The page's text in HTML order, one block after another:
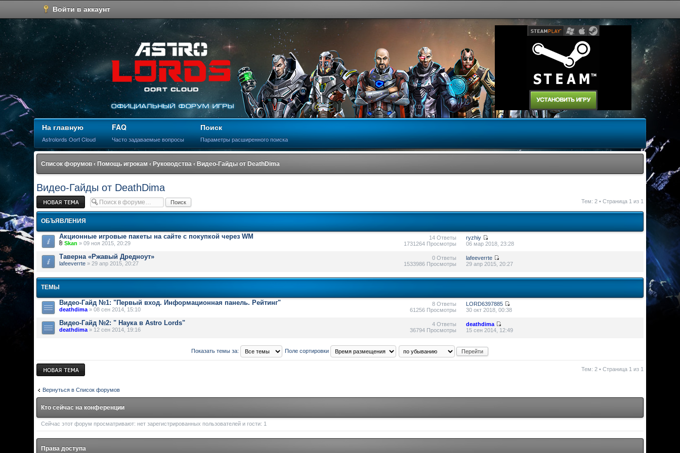
Войти в аккаунт
На главную
Astrolords Oort Cloud
FAQ
Часто задаваемые вопросы
Поиск
Параметры расширенного поиска
Список форумов ‹ Помощь игрокам ‹ Руководства ‹ Видео-Гайды от DeathDima
Видео-Гайды от DeathDima
Новая тема Тем: 2 • Страница 1 из 1
ОБЪЯВЛЕНИЯ
Акционные игровые пакеты на сайте с покупкой через WM
Skan » 09 ноя 2015, 20:29
14 Ответы
1731264 Просмотры
ryzhiy
06 мар 2018, 23:28
Таверна «Ржавый Дредноут»
lafeeverrte » 29 апр 2015, 20:27
0 Ответы
1533986 Просмотры
lafeeverrte
29 апр 2015, 20:27
ТЕМЫ
Видео-Гайд №1: "Первый вход. Информационная панель. Рейтинг"
deathdima » 08 сен 2014, 15:10
8 Ответы
61256 Просмотры
LORD6397885
30 окт 2018, 00:38
Видео-Гайд №2: " Наука в Astro Lords"
deathdima » 12 сен 2014, 19:16
4 Ответы
36794 Просмотры
deathdima
15 сен 2014, 12:49
Показать темы за: Поле сортировки
Новая тема Тем: 2 • Страница 1 из 1
Вернуться в Список форумов
Кто сейчас на конференции
Сейчас этот форум просматривают: нет зарегистрированных пользователей и гости: 1
Права доступа